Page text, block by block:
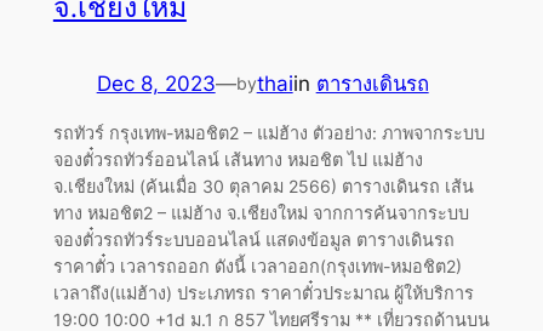
จ.เชียงใหม่
Dec 8, 2023—bythaiin ตารางเดินรถ
รถทัวร์ กรุงเทพ-หมอชิต2 – แม่ฮ้าง ตัวอย่าง: ภาพจากระบบ
จองตั๋วรถทัวร์ออนไลน์ เส้นทาง หมอชิต ไป แม่ฮ้าง
จ.เชียงใหม่ (ค้นเมื่อ 30 ตุลาคม 2566) ตารางเดินรถ เส้น
ทาง หมอชิต2 – แม่ฮ้าง จ.เชียงใหม่ จากการค้นจากระบบ
จองตั๋วรถทัวร์ระบบออนไลน์ แสดงข้อมูล ตารางเดินรถ
ราคาตั๋ว เวลารถออก ดังนี้ เวลาออก(กรุงเทพ-หมอชิต2)
เวลาถึง(แม่ฮ้าง) ประเภทรถ ราคาตั๋วประมาณ ผู้ให้บริการ
19:00 10:00 +1d ม.1 ก 857 ไทยศรีราม ** เที่ยวรถด้านบน